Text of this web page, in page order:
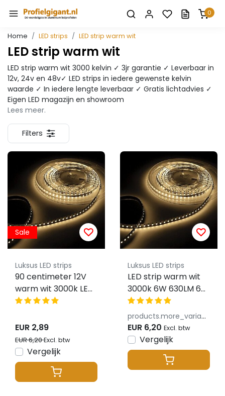
0
Home LED strips LED strip warm wit
LED strip warm wit
LED strip warm wit 3000 kelvin ✓ 3jr garantie ✓ Leverbaar in
12v, 24v en 48v✓ LED strips in iedere gewenste kelvin
waarde ✓ In iedere lengte leverbaar ✓ Gratis lichtadvies ✓
Eigen LED magazijn en showroom
Lees meer.
Filters
Sale
Luksus LED strips
90 centimeter 12V
warm wit 3000k LED
strip 6W
4 meter
aansluitkabel
EUR 2,89
EUR 6,20Excl. btw
Vergelijk
Luksus LED strips
LED strip warm wit
3000k 6W 630LM 60
LED p/m 12VDC
products.more_variants_available
EUR 6,20 Excl. btw
Vergelijk